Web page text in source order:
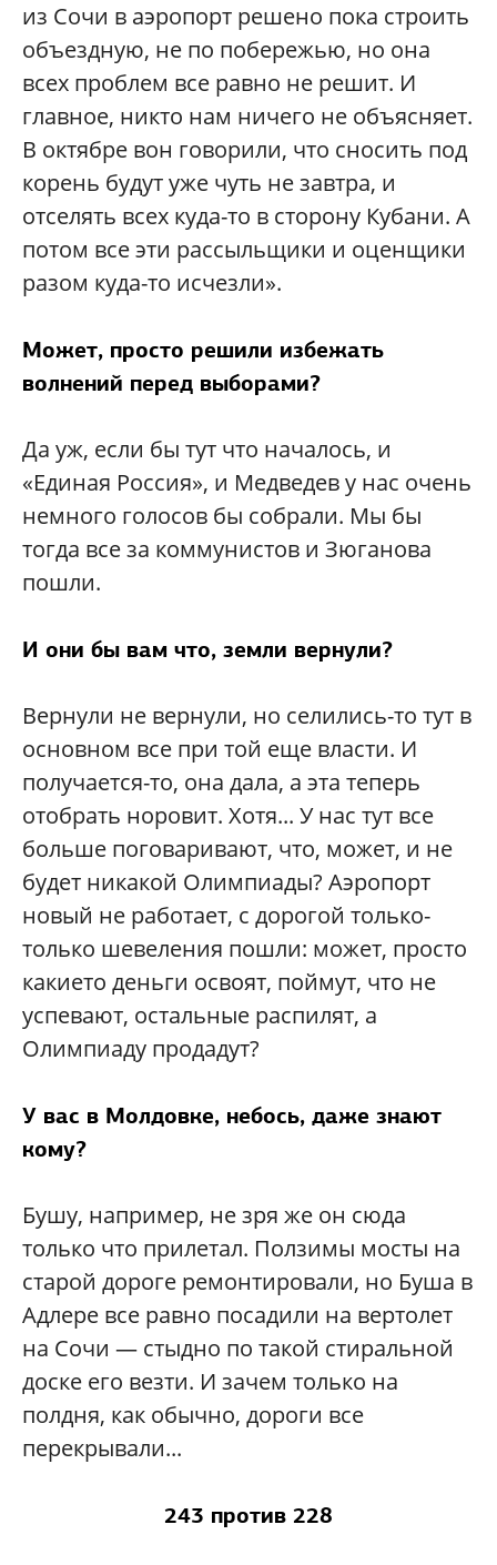
из Сочи в аэропорт решено пока строить
объездную, не по побережью, но она
всех проблем все равно не решит. И
главное, никто нам ничего не объясняет.
В октябре вон говорили, что сносить под
корень будут уже чуть не завтра, и
отселять всех куда-то в сторону Кубани. А
потом все эти рассыльщики и оценщики
разом куда-то исчезли».
Может, просто решили избежать
волнений перед выборами?
Да уж, если бы тут что началось, и
«Единая Россия», и Медведев у нас очень
немного голосов бы собрали. Мы бы
тогда все за коммунистов и Зюганова
пошли.
И они бы вам что, земли вернули?
Вернули не вернули, но селились-то тут в
основном все при той еще власти. И
получается-то, она дала, а эта теперь
отобрать норовит. Хотя... У нас тут все
больше поговаривают, что, может, и не
будет никакой Олимпиады? Аэропорт
новый не работает, с дорогой только-
только шевеления пошли: может, просто
какието деньги освоят, поймут, что не
успевают, остальные распилят, а
Олимпиаду продадут?
У вас в Молдовке, небось, даже знают
кому?
Бушу, например, не зря же он сюда
только что прилетал. Ползимы мосты на
старой дороге ремонтировали, но Буша в
Адлере все равно посадили на вертолет
на Сочи — стыдно по такой стиральной
доске его везти. И зачем только на
полдня, как обычно, дороги все
перекрывали...
243 против 228